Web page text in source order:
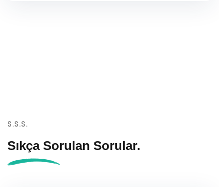
S.S.S.
Sıkça Sorulan Sorular.